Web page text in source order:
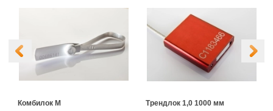
Комбилок М Трендлок 1,0 1000 мм